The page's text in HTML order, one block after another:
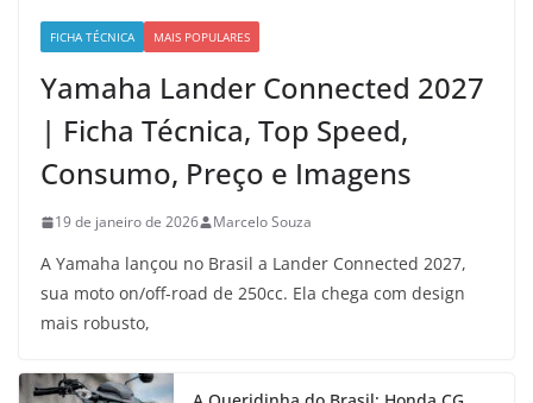
FICHA TÉCNICA MAIS POPULARES
Yamaha Lander Connected 2027
| Ficha Técnica, Top Speed,
Consumo, Preço e Imagens
19 de janeiro de 2026 Marcelo Souza
A Yamaha lançou no Brasil a Lander Connected 2027,
sua moto on/off-road de 250cc. Ela chega com design
mais robusto,